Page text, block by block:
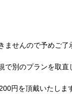
せんので予めご了
別のプランを取直
円を頂戴いたしま